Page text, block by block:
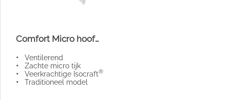
Comfort Micro hoofdkussen 800
• Ventilerend
• Zachte micro tijk
• Veerkrachtige Isocraft®
• Traditioneel model